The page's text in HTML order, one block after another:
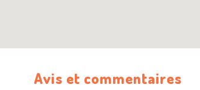
Avis et commentaires